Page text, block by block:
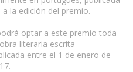
la edición del premio.
optar a este premio toda
literaria escrita
entre el 1 de enero de